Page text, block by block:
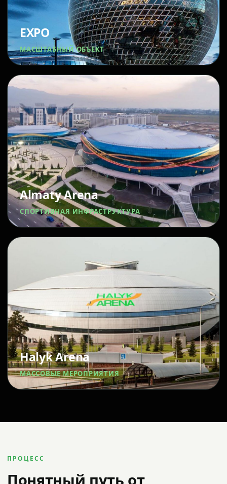
EXPO
МАСШТАБНЫЙ ОБЪЕКТ
Almaty Arena
СПОРТИВНАЯ ИНФРАСТРУКТУРА
Halyk Arena
МАССОВЫЕ МЕРОПРИЯТИЯ
ПРОЦЕСС
Понятный путь от